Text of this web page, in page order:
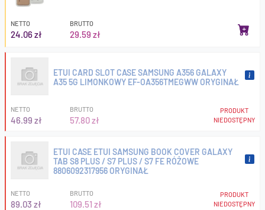
NETTO
24.06 zł
BRUTTO
29.59 zł
ETUI CARD SLOT CASE SAMSUNG A356 GALAXY
A35 5G LIMONKOWY EF-OA356TMEGWW ORYGINAŁ
NETTO
46.99 zł
BRUTTO
57.80 zł
PRODUKT
NIEDOSTĘPNY
ETUI CASE ETUI SAMSUNG BOOK COVER GALAXY
TAB S8 PLUS / S7 PLUS / S7 FE RÓŻOWE
8806092317956 ORYGINAŁ
NETTO
89.03 zł
BRUTTO
109.51 zł
PRODUKT
NIEDOSTĘPNY